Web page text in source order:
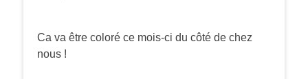
Ca va être coloré ce mois-ci du côté de chez
nous !